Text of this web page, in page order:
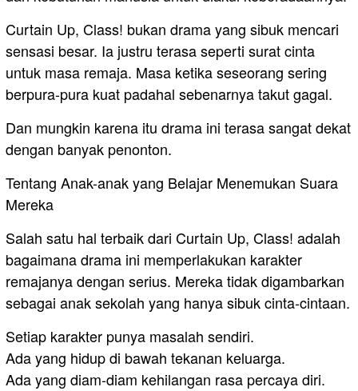
Curtain Up, Class! bukan drama yang sibuk mencari
sensasi besar. Ia justru terasa seperti surat cinta
untuk masa remaja. Masa ketika seseorang sering
berpura-pura kuat padahal sebenarnya takut gagal.
Dan mungkin karena itu drama ini terasa sangat dekat
dengan banyak penonton.
Tentang Anak-anak yang Belajar Menemukan Suara
Mereka
Salah satu hal terbaik dari Curtain Up, Class! adalah
bagaimana drama ini memperlakukan karakter
remajanya dengan serius. Mereka tidak digambarkan
sebagai anak sekolah yang hanya sibuk cinta-cintaan.
Setiap karakter punya masalah sendiri.
Ada yang hidup di bawah tekanan keluarga.
Ada yang diam-diam kehilangan rasa percaya diri.